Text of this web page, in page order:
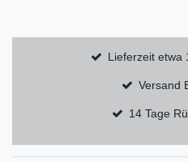
Lieferzeit etwa
Versand
14 Tage